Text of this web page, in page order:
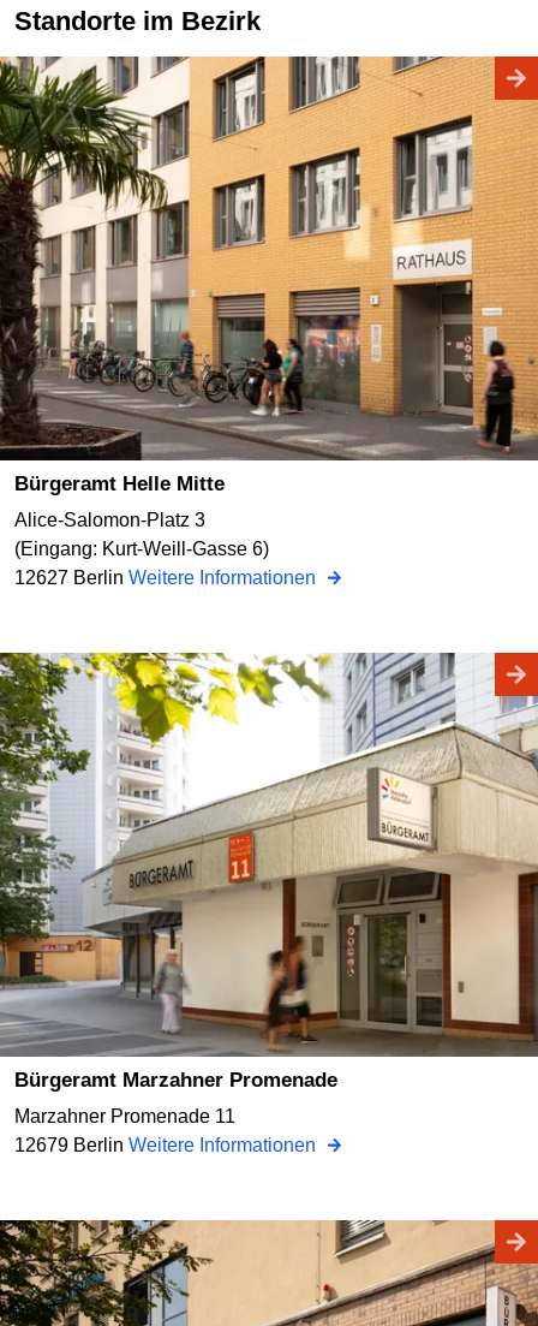
Standorte im Bezirk
Bürgeramt Helle Mitte
Alice-Salomon-Platz 3
(Eingang: Kurt-Weill-Gasse 6)
12627 Berlin Weitere Informationen
Bürgeramt Marzahner Promenade
Marzahner Promenade 11
12679 Berlin Weitere Informationen